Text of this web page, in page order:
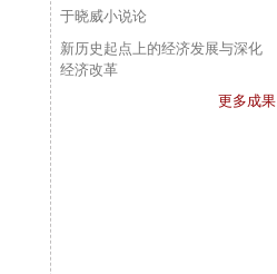
于晓威小说论
新历史起点上的经济发展与深化
经济改革
更多成果